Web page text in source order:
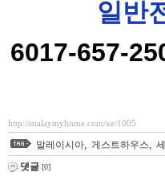
일반
6017-657-
http://malaymyhome.com/xe/1005
말레이시아, 게스트하우스,
댓글 [0]